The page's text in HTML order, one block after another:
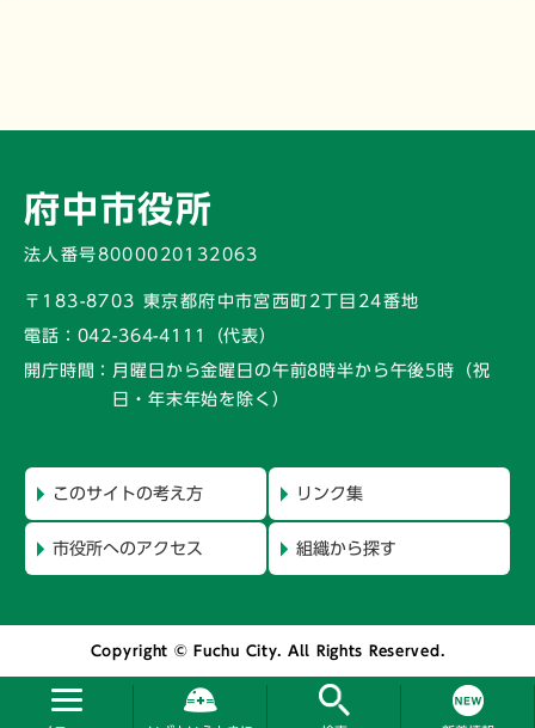
府中市役所
法人番号8000020132063
〒183-8703 東京都府中市宮西町2丁目24番地
電話： 042-364-4111（代表）
開庁時間： 月曜日から金曜日の午前8時半から午後5時 （祝
日・年末年始を除く）
このサイトの考え方 リンク集
市役所へのアクセス 組織から探す
Copyright © Fuchu City. All Rights Reserved.